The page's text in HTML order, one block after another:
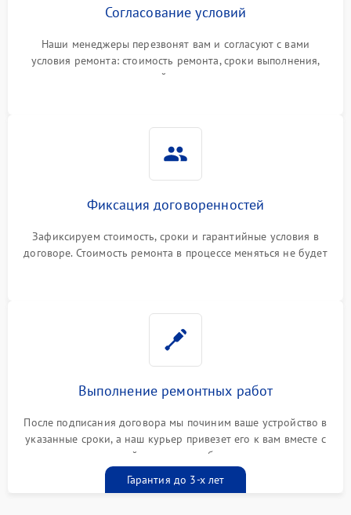
Согласование условий
Наши менеджеры перезвонят вам и согласуют с вами
условия ремонта: стоимость ремонта, сроки выполнения,
гарантийные условия
Фиксация договоренностей
Зафиксируем стоимость, сроки и гарантийные условия в
договоре. Стоимость ремонта в процессе меняться не будет
Выполнение ремонтных работ
После подписания договора мы починим ваше устройство в
указанные сроки, а наш курьер привезет его к вам вместе с
гарантийным талоном бесплатно
Гарантия до 3-х лет